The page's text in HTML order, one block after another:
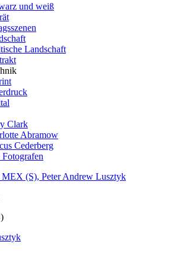
und weiß
Landschaft
Clark
Abramow
Cederberg